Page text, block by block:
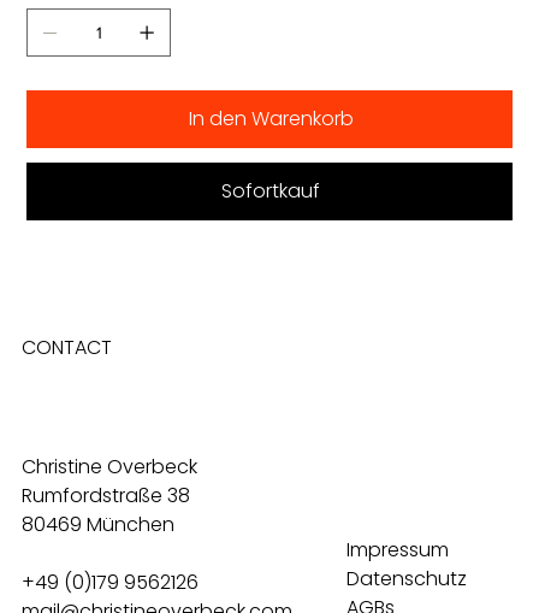
In den Warenkorb
Sofortkauf
CONTACT
Christine Overbeck
Rumfordstraße 38
80469 München
+49 (0)179 9562126
Impressum
Datenschutz